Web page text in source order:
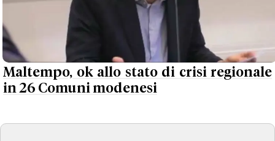
Maltempo, ok allo stato di crisi regionale
in 26 Comuni modenesi